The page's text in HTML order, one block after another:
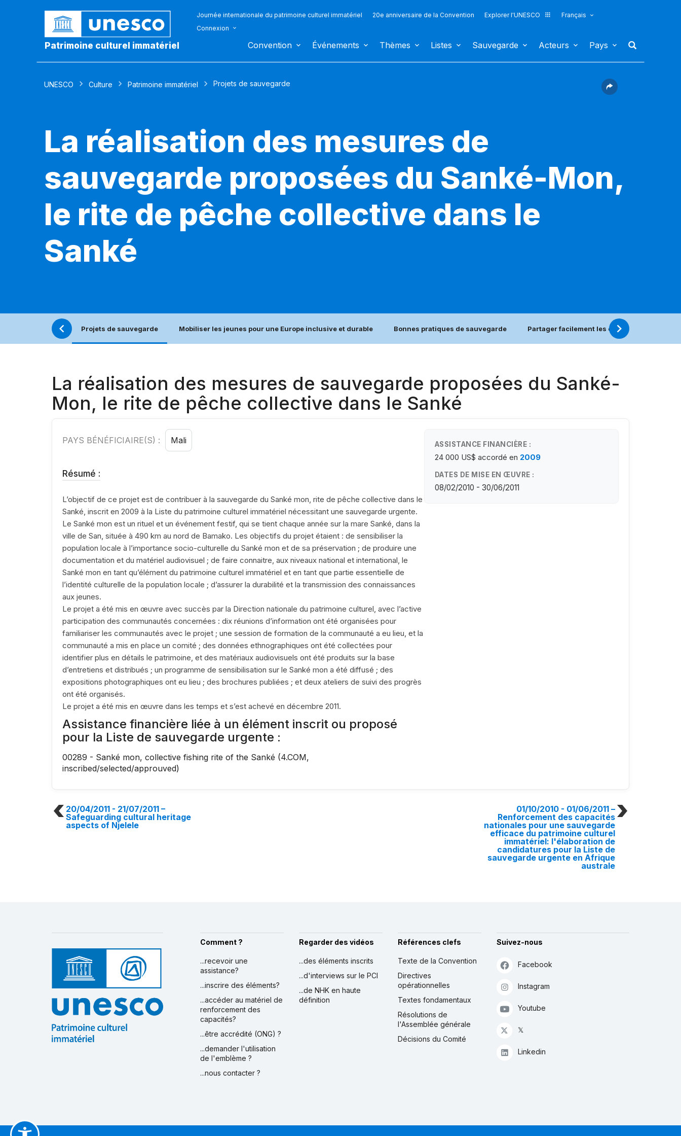
Patrimoine culturel immatériel
Journée internationale du patrimoine culturel immatériel 20e anniversaire de la Convention Explorer l'UNESCO
Français
Connexion
Convention Événements Thèmes Listes Sauvegarde Acteurs Pays
UNESCO Culture Patrimoine immatériel Projets de sauvegarde
La réalisation des mesures de
sauvegarde proposées du Sanké-Mon,
le rite de pêche collective dans le
Sanké
Projets de sauvegarde Mobiliser les jeunes pour une Europe inclusive et durable Bonnes pratiques de sauvegarde Partager facilement les expériences de
La réalisation des mesures de sauvegarde proposées du Sanké-
Mon, le rite de pêche collective dans le Sanké
PAYS BÉNÉFICIAIRE(S) : Mali
Résumé :
L’objectif de ce projet est de contribuer à la sauvegarde du Sanké mon, rite de pêche collective dans le
Sanké, inscrit en 2009 à la Liste du patrimoine culturel immatériel nécessitant une sauvegarde urgente.
Le Sanké mon est un rituel et un événement festif, qui se tient chaque année sur la mare Sanké, dans la
ville de San, située à 490 km au nord de Bamako. Les objectifs du projet étaient : de sensibiliser la
population locale à l’importance socio-culturelle du Sanké mon et de sa préservation ; de produire une
documentation et du matériel audiovisuel ; de faire connaitre, aux niveaux national et international, le
Sanké mon en tant qu’élément du patrimoine culturel immatériel et en tant que partie essentielle de
l’identité culturelle de la population locale ; d’assurer la durabilité et la transmission des connaissances
aux jeunes.
Le projet a été mis en œuvre avec succès par la Direction nationale du patrimoine culturel, avec l’active
participation des communautés concernées : dix réunions d’information ont été organisées pour
familiariser les communautés avec le projet ; une session de formation de la communauté a eu lieu, et la
communauté a mis en place un comité ; des données ethnographiques ont été collectées pour
identifier plus en détails le patrimoine, et des matériaux audiovisuels ont été produits sur la base
d’entretiens et distribués ; un programme de sensibilisation sur le Sanké mon a été diffusé ; des
expositions photographiques ont eu lieu ; des brochures publiées ; et deux ateliers de suivi des progrès
ont été organisés.
Le projet a été mis en œuvre dans les temps et s’est achevé en décembre 2011.
Assistance financière liée à un élément inscrit ou proposé
pour la Liste de sauvegarde urgente :
00289 - Sanké mon, collective fishing rite of the Sanké (4.COM,
inscribed/selected/approuved)
ASSISTANCE FINANCIÈRE :
24 000 US$ accordé en 2009
DATES DE MISE EN ŒUVRE :
08/02/2010 - 30/06/2011
20/04/2011 - 21/07/2011 –
Safeguarding cultural heritage
aspects of Njelele
01/10/2010 - 01/06/2011 –
Renforcement des capacités
nationales pour une sauvegarde
efficace du patrimoine culturel
immatériel: l'élaboration de
candidatures pour la Liste de
sauvegarde urgente en Afrique
australe
Comment ?
...recevoir une
assistance?
...inscrire des éléments?
...accéder au matériel de
renforcement des
capacités?
...être accrédité (ONG) ?
...demander l'utilisation
de l'emblème ?
...nous contacter ?
Regarder des vidéos
...des éléments inscrits
...d'interviews sur le PCI
...de NHK en haute
définition
Références clefs
Texte de la Convention
Directives
opérationnelles
Textes fondamentaux
Résolutions de
l'Assemblée générale
Décisions du Comité
Suivez-nous
Facebook
Instagram
Youtube
𝕏
Linkedin